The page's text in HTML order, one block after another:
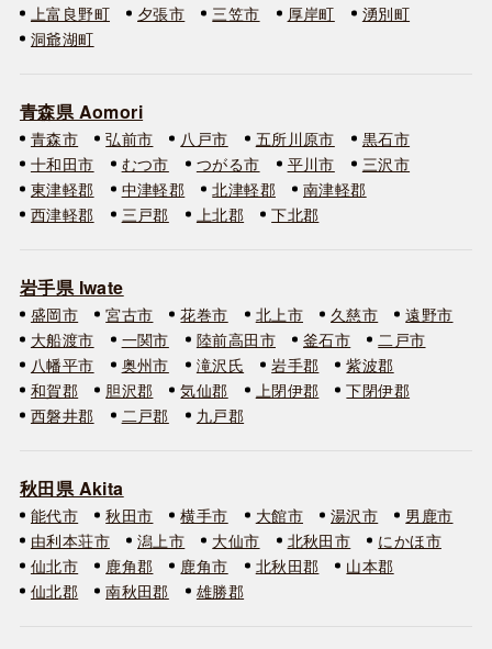
上富良野町
夕張市 三笠市 厚岸町
湧別町
洞爺湖町
青森県 Aomori
青森市 弘前市 八戸市 五所川原市
黒石市
十和田市
むつ市 つがる市 平川市
三沢市
東津軽郡
中津軽郡 北津軽郡
南津軽郡
西津軽郡
三戸郡 上北郡 下北郡
岩手県 Iwate
盛岡市 宮古市 花巻市 北上市 久慈市
遠野市
大船渡市
一関市 陸前高田市 釜石市
二戸市
八幡平市
奥州市 滝沢氏 岩手郡
紫波郡
和賀郡
胆沢郡 気仙郡 上閉伊郡
下閉伊郡
西磐井郡
二戸郡 九戸郡
秋田県 Akita
能代市 秋田市 横手市 大館市 湯沢市
男鹿市
由利本荘市
潟上市 大仙市 北秋田市
にかほ市
仙北市
鹿角郡 鹿角市 北秋田郡
山本郡
仙北郡
南秋田郡 雄勝郡